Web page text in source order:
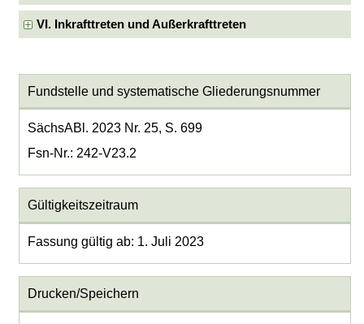
VI. Inkrafttreten und Außerkrafttreten
Fundstelle und systematische Gliederungsnummer
SächsABl. 2023 Nr. 25, S. 699
Fsn-Nr.: 242-V23.2
Gültigkeitszeitraum
Fassung gültig ab: 1. Juli 2023
Drucken/Speichern